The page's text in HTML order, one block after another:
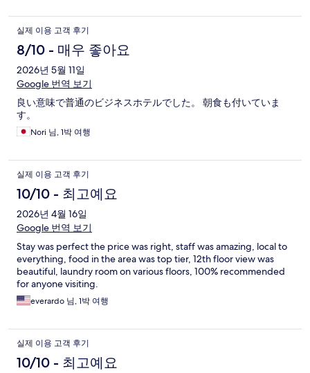
실제 이용 고객 후기
8/10 - 매우 좋아요
2026년 5월 11일
Google 번역 보기
良い意味で普通のビジネスホテルでした。 朝食も付いていま
す。
Nori 님, 1박 여행
실제 이용 고객 후기
10/10 - 최고예요
2026년 4월 16일
Google 번역 보기
Stay was perfect the price was right, staff was amazing, local to
everything, food in the area was top tier, 12th floor view was
beautiful, laundry room on various floors, 100% recommended
for anyone visiting.
everardo 님, 1박 여행
실제 이용 고객 후기
10/10 - 최고예요